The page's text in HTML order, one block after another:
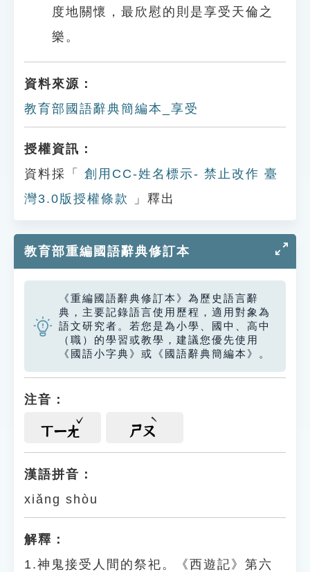
度地關懷，最欣慰的則是享受天倫之
樂。
資料來源：
教育部國語辭典簡編本_享受
授權資訊：
資料採「
創用CC-姓名標示- 禁止改作 臺
灣3.0版授權條款
」釋出
教育部重編國語辭典修訂本
《重編國語辭典修訂本》為歷史語言辭
典，主要記錄語言使用歷程，適用對象為
語文研究者。若您是為小學、國中、高中
（職）的學習或教學，建議您優先使用
《國語小字典》或《國語辭典簡編本》。
注音：
ㄒㄧㄤ ㄕㄡ
漢語拼音：
xiǎng shòu
解釋：
1.神鬼接受人間的祭祀。《西遊記》第六